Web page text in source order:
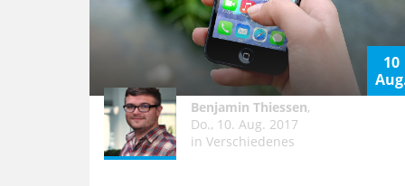
10
Benjamin Thiessen,
Do., 10. Aug. 2017
in Verschiedenes